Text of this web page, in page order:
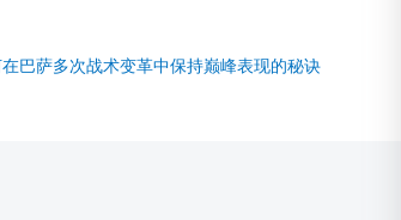
巴萨多次战术变革中保持巅峰表现的秘诀